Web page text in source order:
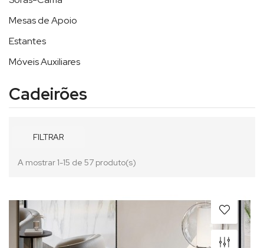
Mesas de Apoio
Estantes
Móveis Auxiliares
Cadeirões
FILTRAR
A mostrar 1-15 de 57 produto(s)